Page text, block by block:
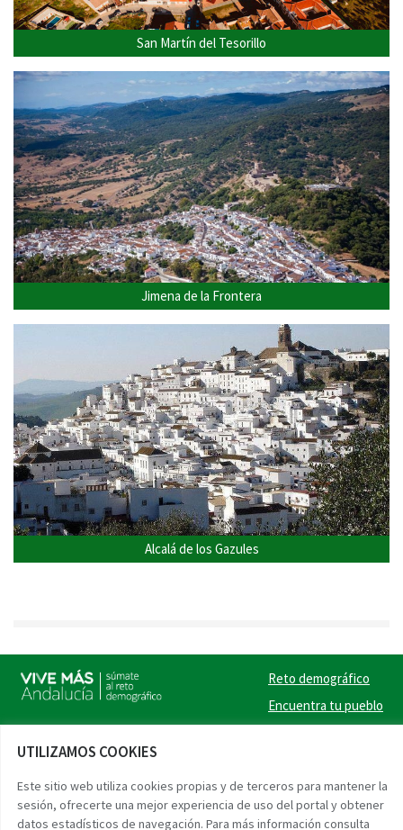
UTILIZAMOS COOKIES
Este sitio web utiliza cookies propias y de terceros para mantener la
sesión, ofrecerte una mejor experiencia de uso del portal y obtener
datos estadísticos de navegación. Para más información consulta
San Martín del Tesorillo
Jimena de la Frontera
Alcalá de los Gazules
Reto demográfico
Encuentra tu pueblo
Twitter
Facebook